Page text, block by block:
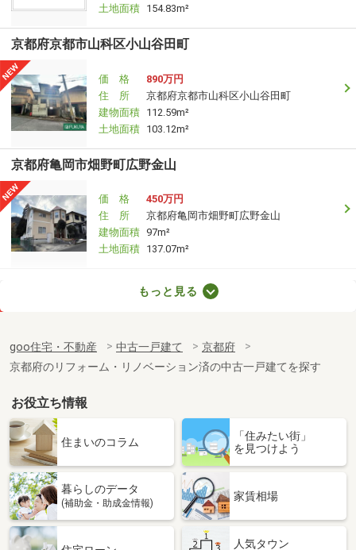
土地面積 154.83m²
京都府京都市山科区小山谷田町
価 格
890万円
住 所
京都府京都市山科区小山谷田町
建物面積 112.59m²
土地面積 103.12m²
京都府亀岡市畑野町広野金山
価 格
450万円
住 所
京都府亀岡市畑野町広野金山
建物面積 97m²
土地面積 137.07m²
京都府相楽郡精華町光台９
建物面積 193.5m²
土地面積 321.98m²
京都府京都市北区大宮玄琢北町
価 格
2,880万円
京都府京都市北区大宮玄琢北町
建物面積 138.42m²
土地面積
120.62m²
京都府舞鶴市溝尻町
もっと見る
goo住宅・不動産 中古一戸建て
京都府
京都府のリフォーム・リノベーション済の中古一戸建てを探す
お役立ち情報
住まいのコラム
「住みたい街」
を見つけよう
暮らしのデータ
(補助金・助成金情報)
家賃相場
人気タウン